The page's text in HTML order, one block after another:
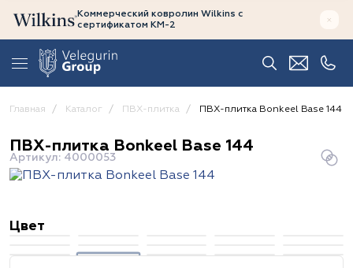
Коммерческий ковролин Wilkins с
сертификатом КМ-2
Главная Каталог ПВХ-плитка ПВХ-плитка Bonkeel Base 144
ПВХ-плитка Bonkeel Base 144
Артикул: 4000053
Цвет